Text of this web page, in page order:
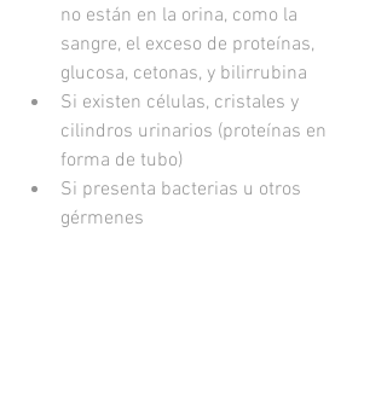
no están en la orina, como la
sangre, el exceso de proteínas,
glucosa, cetonas, y bilirrubina
Si existen células, cristales y
cilindros urinarios (proteínas en
forma de tubo)
Si presenta bacterias u otros
gérmenes